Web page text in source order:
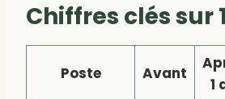
Chiffres clés sur
Poste Avant
1